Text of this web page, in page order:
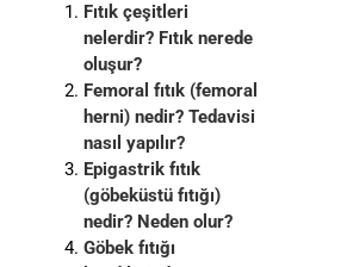
Fıtık çeşitleri
nelerdir? Fıtık nerede
oluşur?
Femoral fıtık (femoral
herni) nedir? Tedavisi
nasıl yapılır?
Epigastrik fıtık
(göbeküstü fıtığı)
nedir? Neden olur?
Göbek fıtığı